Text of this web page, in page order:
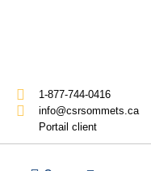
1-877-744-0416
info@csrsommets.ca
Portail client